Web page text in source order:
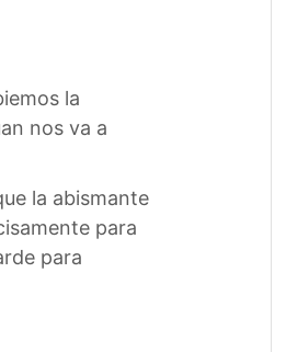
la
nos va a
la abismante
para
para